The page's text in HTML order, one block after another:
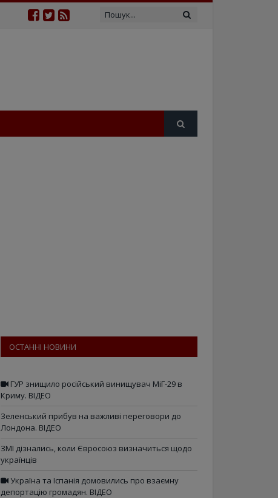
ОСТАННІ НОВИНИ
ГУР знищило російський винищувач МіГ-29 в
Криму. ВІДЕО
Зеленський прибув на важливі переговори до
Лондона. ВІДЕО
ЗМІ дізнались, коли Євросоюз визначиться щодо
українців
Україна та Іспанія домовились про взаємну
депортацію громадян. ВІДЕО